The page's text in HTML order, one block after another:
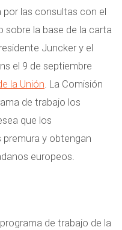
por las consultas con el
sobre la base de la carta
Juncker y el
el 9 de septiembre
la Unión . La Comisión
de trabajo los
que los
y obtengan
europeos.
de trabajo de la